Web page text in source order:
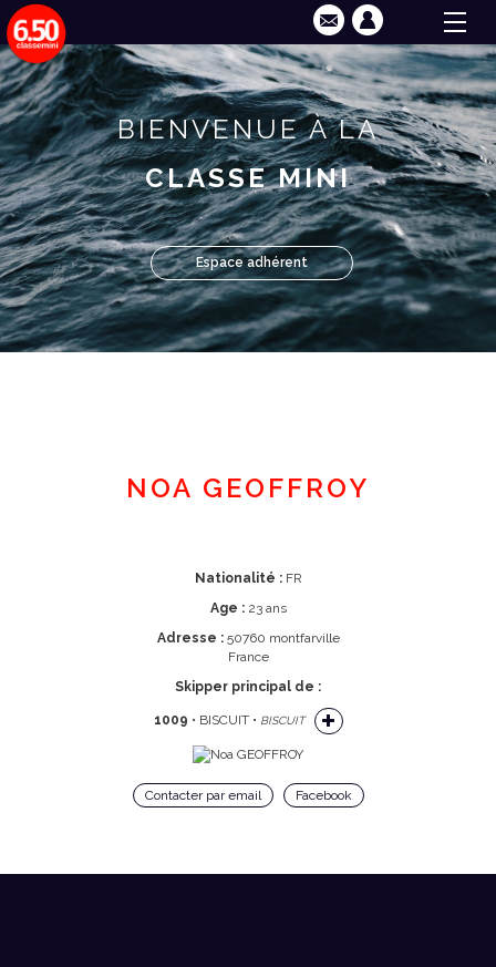
BIENVENUE À LA
CLASSE MINI
Espace adhérent
NOA GEOFFROY
Nationalité :FR
Age :23 ans
Adresse :50760 montfarville
France
Skipper principal de :
1009 • BISCUIT • BISCUIT
Contacter par email Facebook